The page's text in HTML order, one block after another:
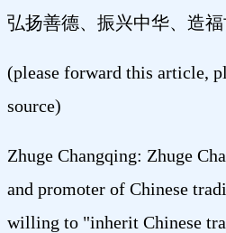
弘扬善德、振兴中华、造福
(please forward this article,
source)
Zhuge Changqing: Zhuge
and promoter of Chinese
willing to "inherit Chinese